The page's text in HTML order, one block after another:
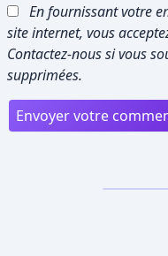
En fournissant votre
site internet, vous
Contactez-nous si vous
supprimées.